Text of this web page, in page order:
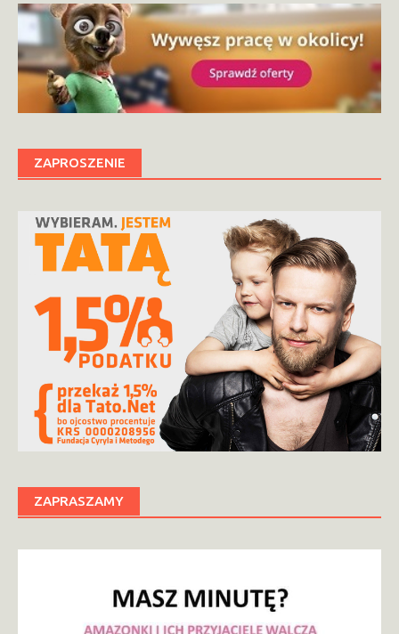
ZAPROSZENIE
ZAPRASZAMY